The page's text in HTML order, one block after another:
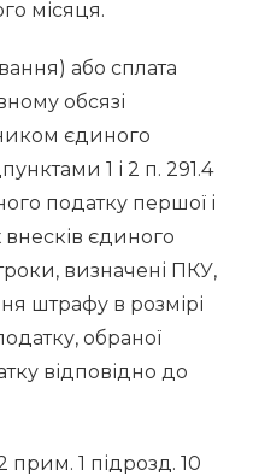
місяця.
або сплата
обсязі
єдиного
1 і 2 п. 291.4
податку першої і
внесків єдиного
визначені ПКУ,
штрафу в розмірі
обраної
відповідно до
прим. 1 підрозд. 10